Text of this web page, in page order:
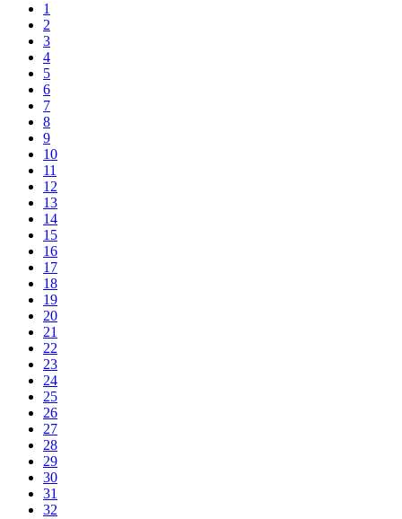
1
2
3
4
5
6
7
8
9
10
11
12
13
14
15
16
17
18
19
20
21
22
23
24
25
26
27
28
29
30
31
32